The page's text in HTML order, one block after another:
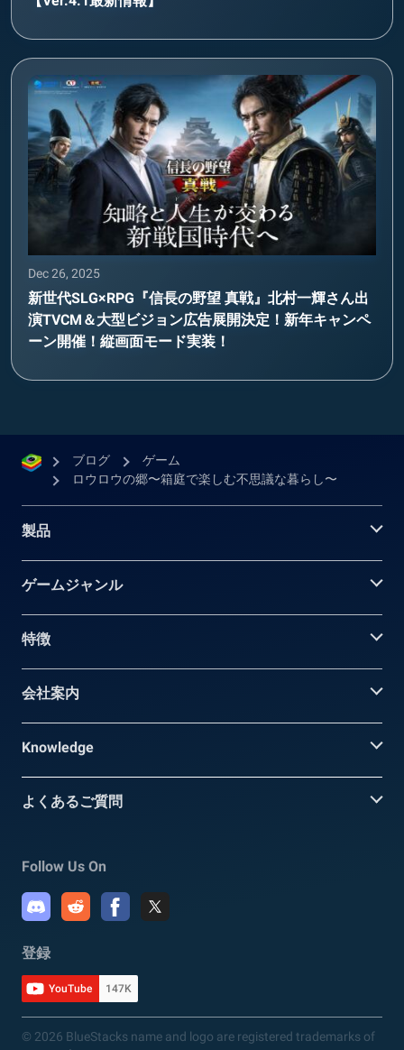
Dec 26, 2025
新世代SLG×RPG『信長の野望 真戦』北村一輝さん出
演TVCM＆大型ビジョン広告展開決定！新年キャンペ
ーン開催！縦画面モード実装！
ブログ
ゲーム
ロウロウの郷〜箱庭で楽しむ不思議な暮らし〜
製品
ゲームジャンル
特徴
会社案内
Knowledge
よくあるご質問
Follow Us On
登録
YouTube 147K
© 2026 BlueStacks name and logo are registered trademarks of